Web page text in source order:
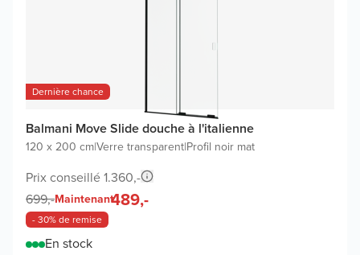
Dernière chance
Balmani Move Slide douche à l'italienne
120 x 200 cm|Verre transparent|Profil noir mat
Prix conseillé 1.360,-
699,-Maintenant489,-
- 30% de remise
En stock